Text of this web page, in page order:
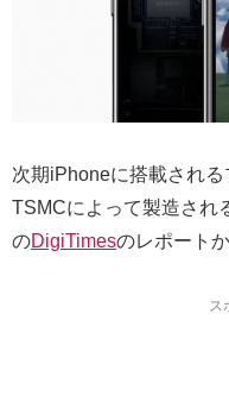
次期iPhoneに搭載され
TSMCによって製造され
のDigiTimesのレポート
ス